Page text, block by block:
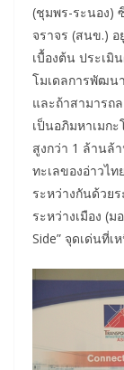
(ชุมพร-ระนอง)
จราจร (สนข.)
เบื้องต้น ประเมิ
โมเดลการพัฒน
และถ้าสามารถ
เป็นอภิมหาเมก
สูงกว่า 1 ล้านล้
ทะเลของอ่าวไ
ระหว่างกันด้วย
ระหว่างเมือง (
Side” จุดเด่นที่เ